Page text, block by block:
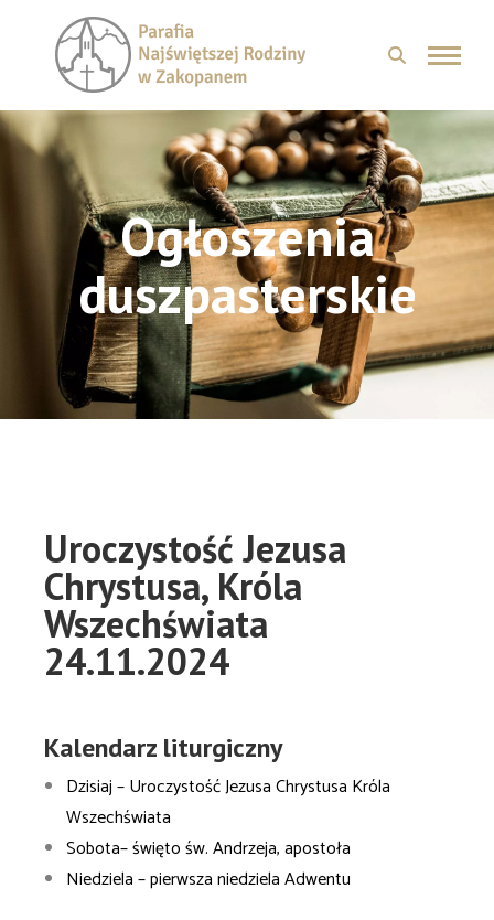
Ogłoszenia
duszpasterskie
Uroczystość Jezusa
Chrystusa, Króla
Wszechświata
24.11.2024
Kalendarz liturgiczny
Dzisiaj – Uroczystość Jezusa Chrystusa Króla
Wszechświata
Sobota– święto św. Andrzeja, apostoła
Niedziela – pierwsza niedziela Adwentu